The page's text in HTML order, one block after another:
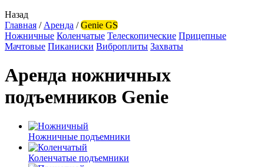
Назад
Главная / Аренда / Genie GS
Ножничные Коленчатые Телескопические Прицепные
Мачтовые Пиканиски Виброплиты Захваты
Аренда ножничных
подъемников Genie
Ножничные подъемники
Коленчатые подъемники